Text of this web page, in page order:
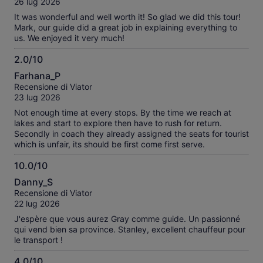
It was wonderful and well worth it! So glad we did this tour!
Mark, our guide did a great job in explaining everything to
us. We enjoyed it very much!
2.0/10
2.0
su
10
Farhana_P
Recensione di Viator
23 lug 2026
Not enough time at every stops. By the time we reach at
lakes and start to explore then have to rush for return.
Secondly in coach they already assigned the seats for tourist
which is unfair, its should be first come first serve.
10.0/10
10.0
su
10
Danny_S
Recensione di Viator
22 lug 2026
J'espère que vous aurez Gray comme guide. Un passionné
qui vend bien sa province. Stanley, excellent chauffeur pour
le transport !